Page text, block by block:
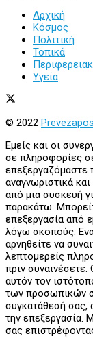
Αρχική
Κόσμος
Πολιτική
Τοπικά
Υγεία
© 2022
Εμείς και οι
σε πληροφορίες
αναγνωριστικά
από μια συσκευή
παρακάτω.
επεξεργασία από
λόγω σκοπούς.
αρνηθείτε να
λεπτομερείς
πριν
αυτόν τον
των προσωπικών
συγκατάθεσή σας,
την επεξεργασία.
σας